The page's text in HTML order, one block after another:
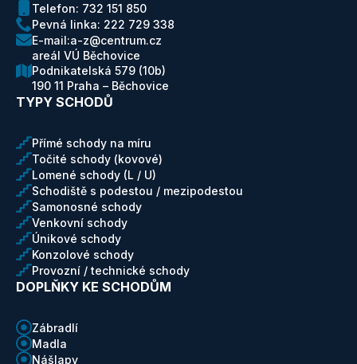
Telefon: 732 151 850
Pevná linka: 222 729 338
E-mail:a-z@centrum.cz
areál VÚ Běchovice
Podnikatelská 579 (10b)
190 11 Praha – Běchovice
TYPY SCHODŮ
Přímé schody na míru
Točité schody (kovové)
Lomené schody (L / U)
Schodiště s podestou / mezipodestou
Samonosné schody
Venkovní schody
Únikové schody
Konzolové schody
Provozní / technické schody
DOPLŇKY KE SCHODŮM
Zábradlí
Madla
Nášlapy